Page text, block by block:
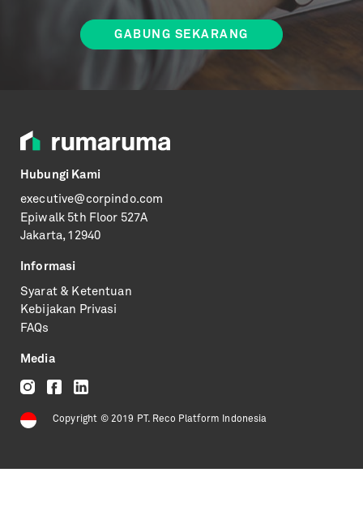
Hubungi Kami
executive@corpindo.com
Epiwalk 5th Floor 527A
Jakarta, 12940
Informasi
Syarat & Ketentuan
Kebijakan Privasi
FAQs
Media
Copyright © 2019 PT. Reco Platform Indonesia